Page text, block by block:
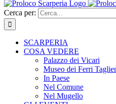
Cerca per:
SCARPERIA
COSA VEDERE
Palazzo dei Vicari
Museo dei Ferri
In Paese
Nel Comune
Nel Mugello